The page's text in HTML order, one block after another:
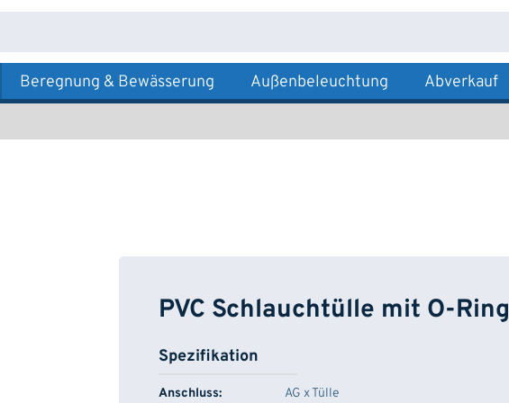
Beregnung & Bewässerung Außenbeleuchtung Abverkauf
PVC Schlauchtülle mit O-Ring
Spezifikation
Anschluss:
AG x Tülle